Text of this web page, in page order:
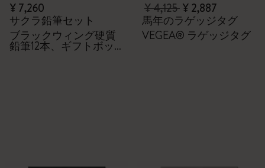
¥ 7,260
サクラ鉛筆セット
ブラックウィング硬質
鉛筆12本、ギフトボッ
¥ 4,125¥ 2,887
馬年のラゲッジタグ
VEGEA® ラゲッジタグ